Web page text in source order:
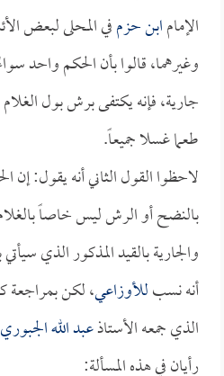
الإمامابن حزمفي المحلى لبعض
وغيرهما، قالوا بأن الحكم واحد
جارية، فإنه يكتفى برش بول الغلام
طعما غسلا جميعاً.
لاحظوا القول الثاني أنه يقول: إن
بالنضح أو الرش ليس خاصاً
والجارية بالقيد المذكور الذي
أنه نسبللأوزاعي، لكن بمراجعة
الذي جمعه الأستاذعبد الله الجبوري
رأيان في هذه المسألة: